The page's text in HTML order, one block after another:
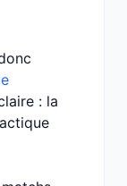
: la